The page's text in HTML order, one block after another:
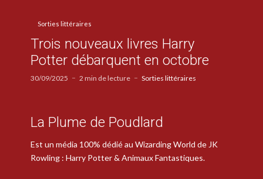
Sorties littéraires
Trois nouveaux livres Harry
Potter débarquent en octobre
30/09/2025 2 min de lecture Sorties littéraires
La Plume de Poudlard
Est un média 100% dédié au Wizarding World de JK
Rowling : Harry Potter & Animaux Fantastiques.